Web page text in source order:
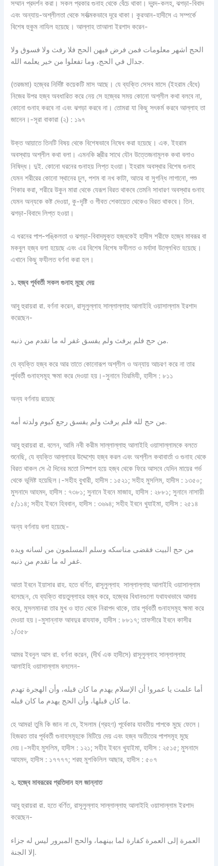
সম্মান প্রদর্শন করা। সকল প্রকার গুনাহ থেকে বেঁচে থাকা। দ্বন্দ-কলহ, ঝগড়া-বিবাদ
এবং অন্যায়-অশ্লীলতা থেকে সর্বাত্মকভাবে দূরে থাকা। কুরআন-হাদীসে এ সম্পর্কে
বিশেষ হুকুম নাযিল হয়েছে। আল্লাহ তাআলা ইরশাদ করেন-
الحج اشهر معلومات فمن فرض فيهن الحج فلا رفث ولا فسوق ولا
جدال في الحج، وما تفعلوا من خير يعلمه الله.
(তরজমা) হজ্বের নির্দিষ্ট কয়েকটি মাস আছে। যে ব্যক্তি সেসব মাসে (ইহরাম বেঁধে)
নিজের উপর হজ্ব অবধারিত করে নেয় সে হজ্বের সময় কোনো অশ্লীল কথা বলবে না,
কোনো গুনাহ করবে না এবং ঝগড়া করবে না। তোমরা যা কিছু সৎকর্ম করবে আল্লাহ তা
জানেন।-সূরা বাকারা (২) : ১৯৭
উক্ত আয়াতে তিনটি বিষয় থেকে বিশেষভাবে নিষেধ করা হয়েছে। এক. ইহরাম
অবস্থায় অশ্লীল কথা বলা। এমনকি স্ত্রীর সাথে যৌন উত্তেজনামূলক কথা বলাও
নিষিদ্ধ। দুই. কোনো ধরনের গুনাহয় লিপ্ত হওয়া। ইহরাম অবস্থার বিশেষ গুনাহ
যেমন শরীরের কোনো স্থানের চুল, পশম বা নখ কাটা, আতর বা সুগন্ধি লাগানো, পশু
শিকার করা, শরীরে উকুন মারা থেকে যেরূপ বিরত থাকবে তেমনি সাধারণ অবস্থার গুনাহ
যেমন অন্যকে কষ্ট দেওয়া, কু-দৃষ্টি ও গীবত শেকায়েত থেকেও বিরত থাকবে। তিন.
ঝগড়া-বিবাদে লিপ্ত হওয়া।
এ ধরনের পাপ-পঙ্কিলতা ও ঝগড়া-বিবাদমুক্ত হজ্বকেই হাদীস শরীফে হজ্বে মাবরূর বা
মকবুল হজ্ব বলা হয়েছে এবং এর বিশেষ বিশেষ ফযীলত ও মর্যাদা উল্লেখিত হয়েছে।
এখানে কিছু ফযীলত বর্ণনা করা হল।
১.হজ্ব পূর্ববর্তী সকল গুনাহ মুছে দেয়
আবু হুরায়রা রা. বর্ণনা করেন, রাসূলুল্লাহ সাল্লাল্লাহু আলাইহি ওয়াসাল্লাম ইরশাদ
করেছেন-
من حج فلم يرفث ولم يفسق غفر له ما تقدم من ذنبه.
যে ব্যক্তি হজ্ব করে আর তাতে কোনোরূপ অশ্লীল ও অন্যায় আচরণ করে না তার
পূর্ববর্তী গুনাহসমূহ ক্ষমা করে দেওয়া হয়।-সুনানে তিরমিযী, হাদীস : ৮১১
অন্য বর্ণনায় রয়েছে
من حج لله فلم يرفث ولم يفسق رجع كيوم ولدته أمه.
আবু হুরায়রা রা. বলেন, আমি নবী করীম সাল্লাল্লাহু আলাইহি ওয়াসাল্লামকে বলতে
শুনেছি, যে ব্যক্তি আল্লাহর উদ্দেশ্যে হজ্ব করল এবং অশ্লীল কথাবার্তা ও গুনাহ থেকে
বিরত থাকল সে ঐ দিনের মতো নিষ্পাপ হয়ে হজ্ব থেকে ফিরে আসবে যেদিন মায়ের গর্ভ
থেকে ভূমিষ্ট হয়েছিল।-সহীহ বুখারী, হাদীস : ১৫২১; সহীহ মুসলিম, হাদীস : ১৩৫০;
মুসনাদে আহমদ, হাদীস : ৭৩৮১; সুনানে ইবনে মাজাহ, হাদীস : ২৮৮১; সুনানে নাসায়ী
৫/১১৪; সহীহ ইবনে হিববান, হাদীস : ৩৬৯৪; সহীহ ইবনে খুযাইমা, হাদীস : ২৫১৪
অন্য বর্ণনায় বলা হয়েছে-
من حج البيت فقضى مناسكه وسلم المسلمون من لسانه ويده
غفر له ما تقدم من ذنبه.
আতা ইবনে ইয়াসার রাহ. হতে বর্ণিত, রাসূলুল্লাহ সাল্লাল্লাহু আলাইহি ওয়াসাল্লাম
বলেছেন, যে ব্যক্তি বায়তুল্লাহর হজ্ব করে, হজ্বের বিধানগুলো যথাযথভাবে আদায়
করে, মুসলমানরা তার মুখ ও হাত থেকে নিরাপদ থাকে, তার পূর্ববর্তী গুনাহসমূহ ক্ষমা করে
দেওয়া হয়।-মুসান্নাফ আবদুর রাযযাক, হাদীস : ৮৮১৭; তাফসীরে ইবনে কাসীর
১/৩৫৮
আমর ইবনুল আস রা. বর্ণনা করেন, (দীর্ঘ এক হাদীসে) রাসূলুল্লাহ সাল্লাল্লাহু
আলাইহি ওয়াসাল্লাম বললেন-
أما علمت يا عمرو! أن الإسلام يهدم ما كان قبله، وأن الهجرة تهدم
ما كان قبلها، وأن الحج يهدم ما كان قبله.
হে আমর! তুমি কি জান না যে, ইসলাম (গ্রহণ) পূর্বেকার যাবতীয় পাপকে মুছে ফেলে।
হিজরত তার পূর্ববর্তী গুনাহসমূহকে মিটিয়ে দেয় এবং হজ্ব অতীতের পাপসমূহ মুছে
দেয়।-সহীহ মুসলিম, হাদীস : ১২১; সহীহ ইবনে খুযাইমা, হাদীস : ২৫১৫; মুসনাদে
আহমদ, হাদীস : ১৭৭৭৭; শরহু মুশকিলিল আছার, হাদীস : ৫০৭
২.হজ্বে মাবরূরের প্রতিদান হল জান্নাত
আবু হুরায়রা রা. হতে বর্ণিত, রাসূলুল্লাহ সাল্লাল্লাহু আলাইহি ওয়াসাল্লাম ইরশাদ
করেছেন-
العمرة إلى العمرة كفارة لما بينهما، والحج المبرور ليس له جزاء
إلا الجنة.